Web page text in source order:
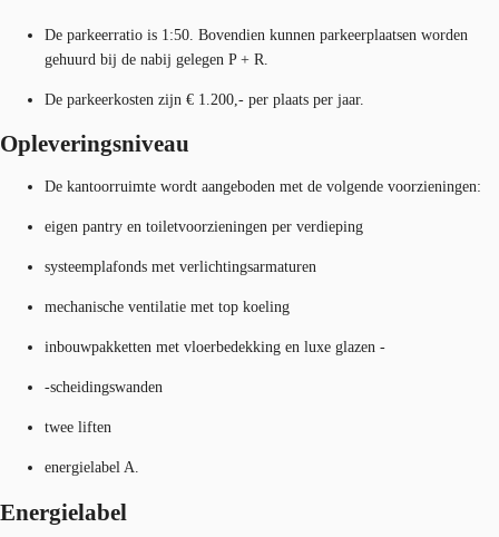
De parkeerratio is 1:50. Bovendien kunnen parkeerplaatsen worden
gehuurd bij de nabij gelegen P + R.
De parkeerkosten zijn € 1.200,- per plaats per jaar.
Opleveringsniveau
De kantoorruimte wordt aangeboden met de volgende voorzieningen:
eigen pantry en toiletvoorzieningen per verdieping
systeemplafonds met verlichtingsarmaturen
mechanische ventilatie met top koeling
inbouwpakketten met vloerbedekking en luxe glazen -
-scheidingswanden
twee liften
energielabel A.
Energielabel